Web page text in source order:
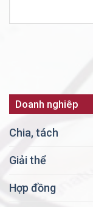
Doanh nghiêp
Chia, tách
Giải thể
Hợp đồng